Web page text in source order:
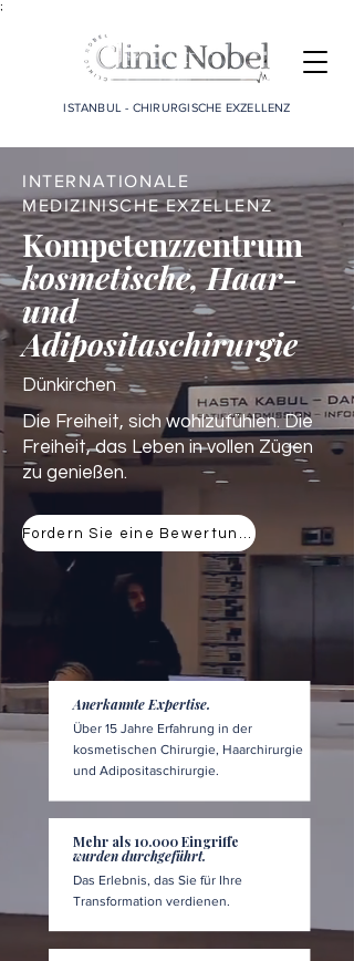
;
ISTANBUL - CHIRURGISCHE EXZELLENZ
INTERNATIONALE
MEDIZINISCHE EXZELLENZ
Kompetenzzentrum
kosmetische, Haar-
und
Adipositaschirurgie
Dünkirchen
Die Freiheit, sich wohlzufühlen. Die
Freiheit, das Leben in vollen Zügen
zu genießen.
Anerkannte Expertise.
Über 15 Jahre Erfahrung in der
kosmetischen Chirurgie, Haarchirurgie
und Adipositaschirurgie.
Mehr als 10.000 Eingriffe
wurden durchgeführt.
Das Erlebnis, das Sie für Ihre
Transformation verdienen.